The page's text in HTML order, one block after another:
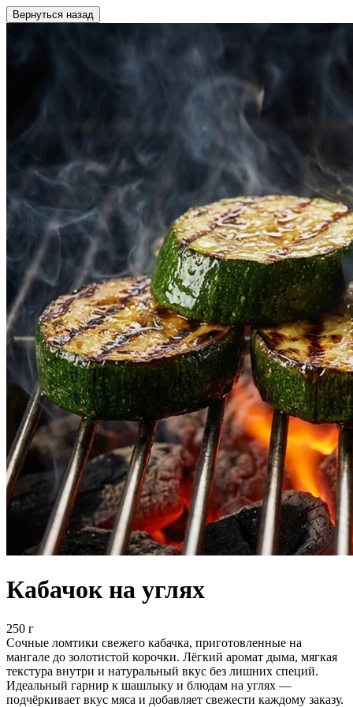
Вернуться назад
Кабачок на углях
250 г
Сочные ломтики свежего кабачка, приготовленные на
мангале до золотистой корочки. Лёгкий аромат дыма, мягкая
текстура внутри и натуральный вкус без лишних специй.
Идеальный гарнир к шашлыку и блюдам на углях —
подчёркивает вкус мяса и добавляет свежести каждому заказу.